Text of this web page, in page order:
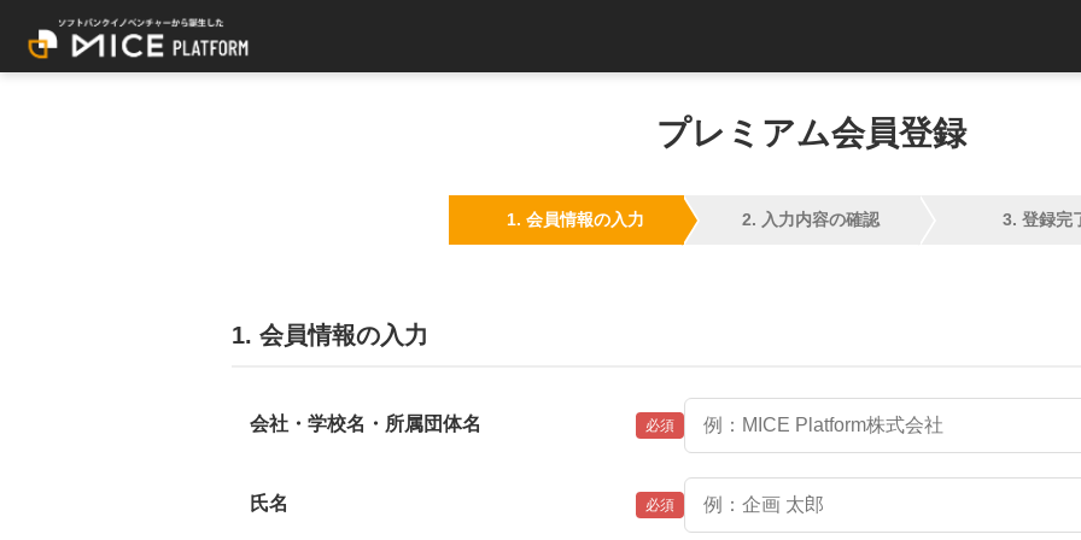
プレミアム会員登録
1. 会員情報の入力 2. 入力内容の確認 3. 登録完
1. 会員情報の入力
会社・学校名・所属団体名 必須
氏名 必須